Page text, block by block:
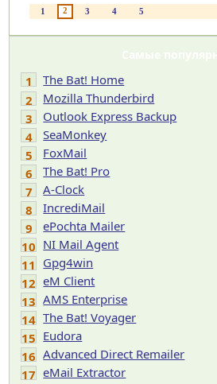
1 2 3 4 5
Самые
1
The Bat! Home
2
Mozilla Thunderbird
3
Outlook Express Backup
4
SeaMonkey
5
FoxMail
6
The Bat! Pro
7
A-Clock
8
IncrediMail
9
ePochta Mailer
10 NI Mail Agent
11 Gpg4win
12 eM Client
13 AMS Enterprise
14 The Bat! Voyager
15 Eudora
16 Advanced Direct Remailer
17 eMail Extractor